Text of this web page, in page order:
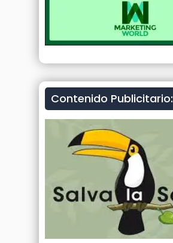
Contenido Publicitario: